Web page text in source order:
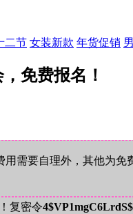
二节 女装新款 年货促销
免费报名！
需要自理外，其他为
复密令